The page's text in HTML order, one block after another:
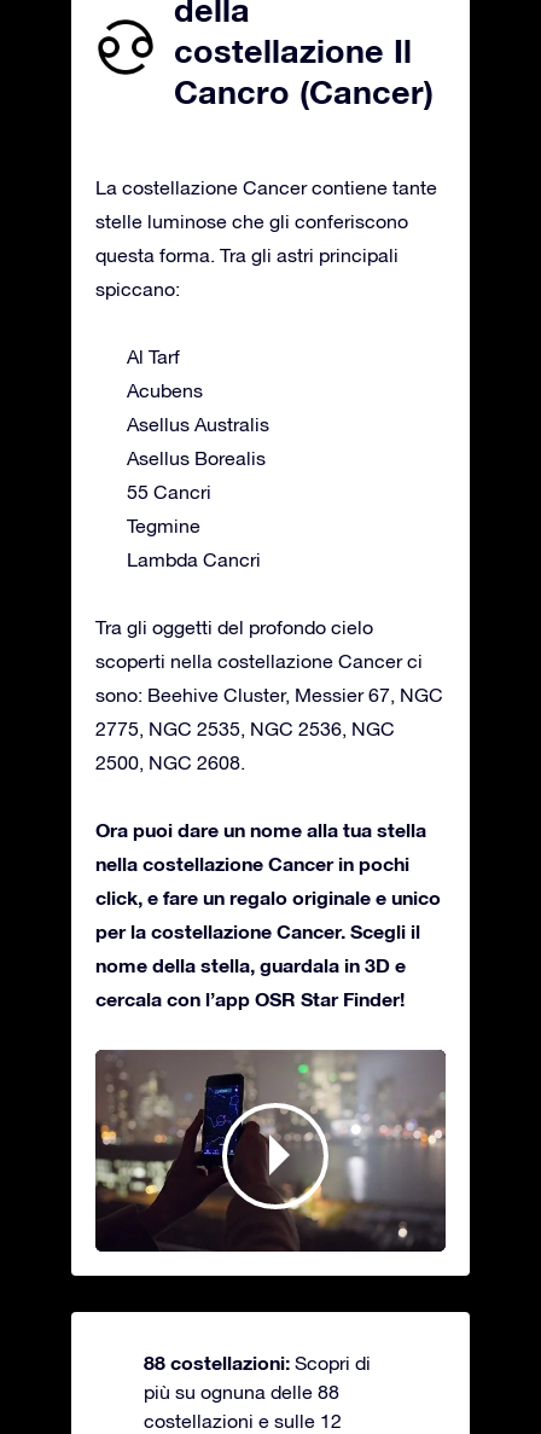
della
costellazione Il
Cancro (Cancer)
La costellazione Cancer contiene tante
stelle luminose che gli conferiscono
questa forma. Tra gli astri principali
spiccano:
Al Tarf
Acubens
Asellus Australis
Asellus Borealis
55 Cancri
Tegmine
Lambda Cancri
Tra gli oggetti del profondo cielo
scoperti nella costellazione Cancer ci
sono: Beehive Cluster, Messier 67, NGC
2775, NGC 2535, NGC 2536, NGC
2500, NGC 2608.
Ora puoi dare un nome alla tua stella
nella costellazione Cancer in pochi
click, e fare un regalo originale e unico
per la costellazione Cancer. Scegli il
nome della stella, guardala in 3D e
cercala con l’app OSR Star Finder!
88 costellazioni: Scopri di
più su ognuna delle 88
costellazioni e sulle 12